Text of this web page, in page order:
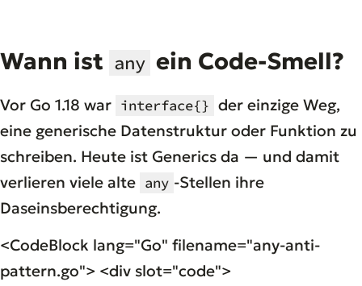
Wann ist any ein Code-Smell?
Vor Go 1.18 war interface{} der einzige Weg,
eine generische Datenstruktur oder Funktion zu
schreiben. Heute ist Generics da — und damit
verlieren viele alte any -Stellen ihre
Daseinsberechtigung.
<CodeBlock lang="Go" filename="any-anti-
pattern.go"> <div slot="code">